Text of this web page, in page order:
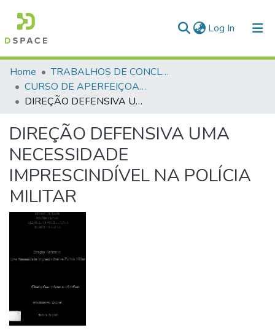
Log In (current)
Communities & Collections
All of DSpace
Home
TRABALHOS DE CONCLUSÃO DE CURSO - CAO (CURSO DE APERFEIÇOAMENTO DE OFICIAIS)
CURSO DE APERFEIÇOAMENTO DE OFICIAIS - CAO - 1991
DIREÇÃO DEFENSIVA UMA NECESSIDADE IMPRESCINDÍVEL NA POLÍCIA MILITAR
DIREÇÃO DEFENSIVA UMA
NECESSIDADE
IMPRESCINDÍVEL NA POLÍCIA
MILITAR